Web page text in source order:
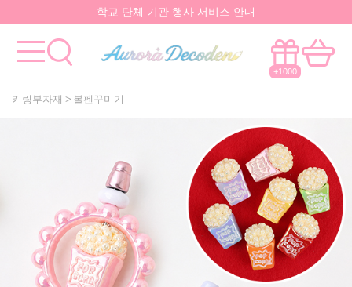
학교 단체 기관 행사 서비스 안내
모든걸 한곳에서!국내유일 원스톱 제작서비스
+1000
키링부자재 볼펜꾸미기